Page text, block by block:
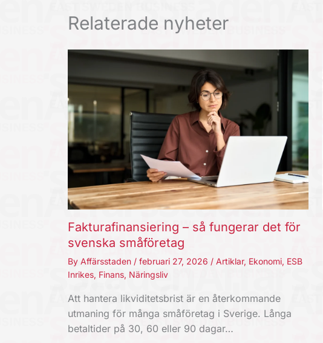
Relaterade nyheter
Fakturafinansiering – så fungerar det för
svenska småföretag
By Affärsstaden / februari 27, 2026 / Artiklar, Ekonomi, ESB
Inrikes, Finans, Näringsliv
Att hantera likviditetsbrist är en återkommande
utmaning för många småföretag i Sverige. Långa
betaltider på 30, 60 eller 90 dagar…